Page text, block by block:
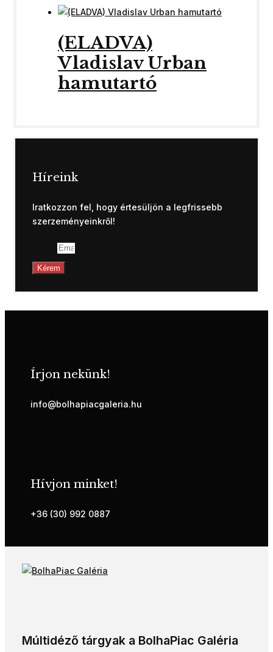
(ELADVA)
Vladislav Urban
hamutartó
Híreink
Iratkozzon fel, hogy értesüljön a legfrissebb
szerzeményeinkről!
Kérem
Írjon nekünk!
info@bolhapiacgaleria.hu
Hívjon minket!
+36 (30) 992 0887
Múltidéző tárgyak a BolhaPiac Galéria